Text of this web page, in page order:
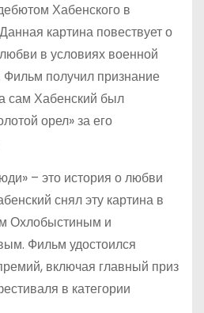
Хабенского в
картина повествует о
в условиях военной
Фильм получил признание
сам Хабенский был
орел» за его
– это история о любви
снял эту картина в
Охлобыстиным и
Фильм удостоился
включая главный приз
в категории